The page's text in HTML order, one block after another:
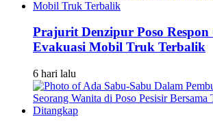
Prajurit Denzipur Poso Respon
Evakuasi Mobil Truk Terbalik
6 hari lalu